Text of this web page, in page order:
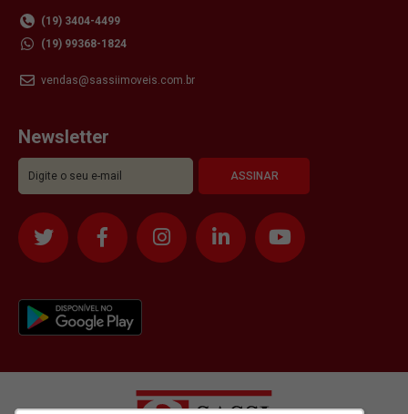
(19) 3404-4499
(19) 99368-1824
vendas@sassiimoveis.com.br
Newsletter